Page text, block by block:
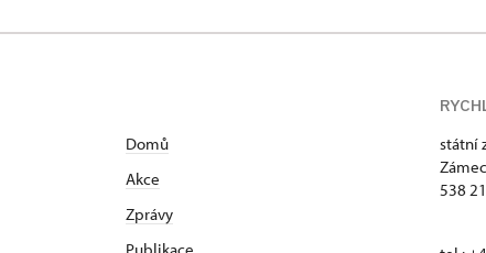
Domů
Akce
Zprávy
státní
538